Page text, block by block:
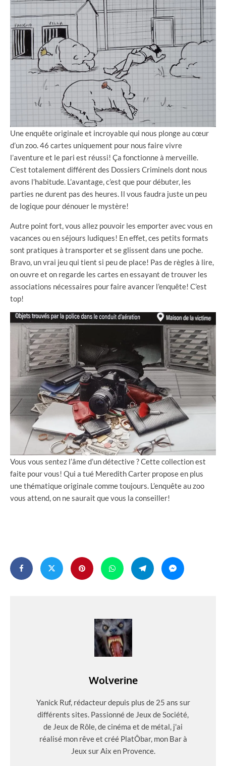
Une enquête originale et incroyable qui nous plonge au cœur
d’un zoo. 46 cartes uniquement pour nous faire vivre
l’aventure et le pari est réussi! Ça fonctionne à merveille.
C’est totalement différent des Dossiers Criminels dont nous
avons l’habitude. L’avantage, c’est que pour débuter, les
parties ne durent pas des heures. Il vous faudra juste un peu
de logique pour dénouer le mystère!
Autre point fort, vous allez pouvoir les emporter avec vous en
vacances ou en séjours ludiques! En effet, ces petits formats
sont pratiques à transporter et se glissent dans une poche.
Bravo, un vrai jeu qui tient si peu de place! Pas de règles à lire,
on ouvre et on regarde les cartes en essayant de trouver les
associations nécessaires pour faire avancer l’enquête! C’est
top!
Vous vous sentez l’âme d’un détective ? Cette collection est
faite pour vous! Qui a tué Meredith Carter propose en plus
une thématique originale comme toujours. L’enquête au zoo
vous attend, on ne saurait que vous la conseiller!
Wolverine
Yanick Ruf, rédacteur depuis plus de 25 ans sur
différents sites. Passionné de Jeux de Société,
de Jeux de Rôle, de cinéma et de métal, j'ai
réalisé mon rêve et créé PlatÔbar, mon Bar à
Jeux sur Aix en Provence.